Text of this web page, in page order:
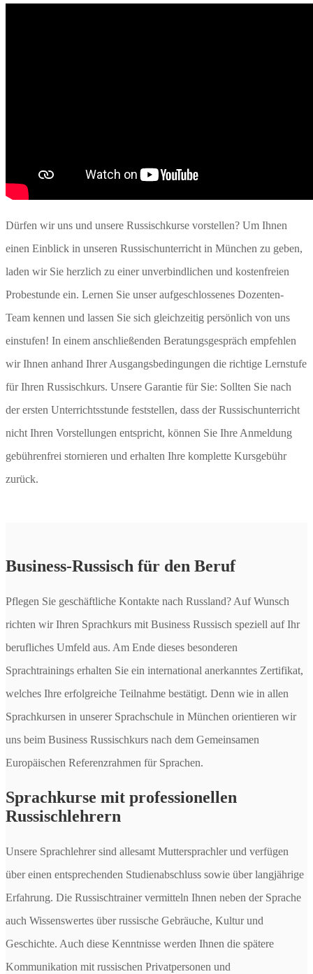
Dürfen wir uns und unsere Russischkurse vorstellen? Um Ihnen
einen Einblick in unseren Russischunterricht in München zu geben,
laden wir Sie herzlich zu einer unverbindlichen und kostenfreien
Probestunde ein. Lernen Sie unser aufgeschlossenes Dozenten-
Team kennen und lassen Sie sich gleichzeitig persönlich von uns
einstufen! In einem anschließenden Beratungsgespräch empfehlen
wir Ihnen anhand Ihrer Ausgangsbedingungen die richtige Lernstufe
für Ihren Russischkurs. Unsere Garantie für Sie: Sollten Sie nach
der ersten Unterrichtsstunde feststellen, dass der Russischunterricht
nicht Ihren Vorstellungen entspricht, können Sie Ihre Anmeldung
gebührenfrei stornieren und erhalten Ihre komplette Kursgebühr
zurück.
Business-Russisch für den Beruf
Pflegen Sie geschäftliche Kontakte nach Russland? Auf Wunsch
richten wir Ihren Sprachkurs mit Business Russisch speziell auf Ihr
berufliches Umfeld aus. Am Ende dieses besonderen
Sprachtrainings erhalten Sie ein international anerkanntes Zertifikat,
welches Ihre erfolgreiche Teilnahme bestätigt. Denn wie in allen
Sprachkursen in unserer Sprachschule in München orientieren wir
uns beim Business Russischkurs nach dem Gemeinsamen
Europäischen Referenzrahmen für Sprachen.
Sprachkurse mit professionellen
Russischlehrern
Unsere Sprachlehrer sind allesamt Muttersprachler und verfügen
über einen entsprechenden Studienabschluss sowie über langjährige
Erfahrung. Die Russischtrainer vermitteln Ihnen neben der Sprache
auch Wissenswertes über russische Gebräuche, Kultur und
Geschichte. Auch diese Kenntnisse werden Ihnen die spätere
Kommunikation mit russischen Privatpersonen und